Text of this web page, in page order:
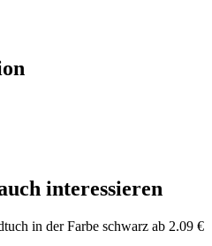
interessieren